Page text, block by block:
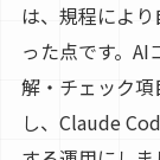
は、規程によ
った点です。
解・チェック
し、Claude